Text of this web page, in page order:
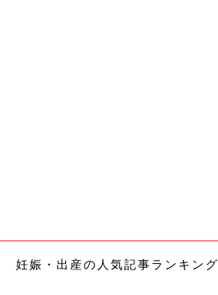
妊娠・出産の人気記事ランキング